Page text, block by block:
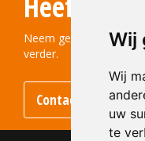
Wij
Wij
uw
te
210x100x50
Structuur:
Kleur:
Grijs
Neem gerust contact
verder.
Contact opnemen